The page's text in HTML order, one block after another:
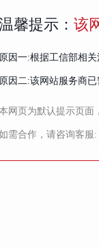
馨提示： 该
因一:根据工信部相关
因二:该网站服务商已
网页为默认提示页面
需合作，请咨询客服: